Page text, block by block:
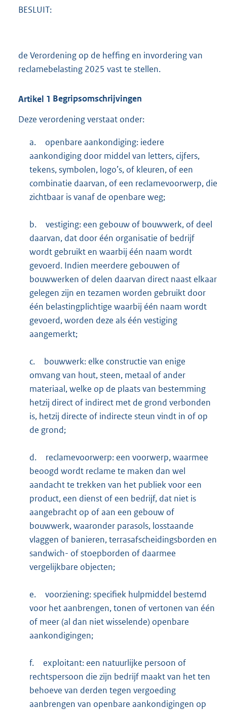
BESLUIT:
de Verordening op de heffing en invordering van
reclamebelasting 2025 vast te stellen.
Artikel 1 Begripsomschrijvingen
Deze verordening verstaat onder:
a.
openbare aankondiging: iedere
aankondiging door middel van letters, cijfers,
tekens, symbolen, logo’s, of kleuren, of een
combinatie daarvan, of een reclamevoorwerp, die
zichtbaar is vanaf de openbare weg;
b.
vestiging: een gebouw of bouwwerk, of deel
daarvan, dat door één organisatie of bedrijf
wordt gebruikt en waarbij één naam wordt
gevoerd. Indien meerdere gebouwen of
bouwwerken of delen daarvan direct naast elkaar
gelegen zijn en tezamen worden gebruikt door
één belastingplichtige waarbij één naam wordt
gevoerd, worden deze als één vestiging
aangemerkt;
c.
bouwwerk: elke constructie van enige
omvang van hout, steen, metaal of ander
materiaal, welke op de plaats van bestemming
hetzij direct of indirect met de grond verbonden
is, hetzij directe of indirecte steun vindt in of op
de grond;
d.
reclamevoorwerp: een voorwerp, waarmee
beoogd wordt reclame te maken dan wel
aandacht te trekken van het publiek voor een
product, een dienst of een bedrijf, dat niet is
aangebracht op of aan een gebouw of
bouwwerk, waaronder parasols, losstaande
vlaggen of banieren, terrasafscheidingsborden en
sandwich- of stoepborden of daarmee
vergelijkbare objecten;
e.
voorziening: specifiek hulpmiddel bestemd
voor het aanbrengen, tonen of vertonen van één
of meer (al dan niet wisselende) openbare
aankondigingen;
f.
exploitant: een natuurlijke persoon of
rechtspersoon die zijn bedrijf maakt van het ten
behoeve van derden tegen vergoeding
aanbrengen van openbare aankondigingen op